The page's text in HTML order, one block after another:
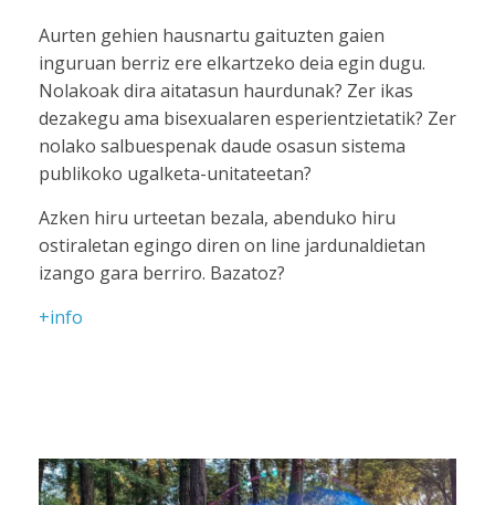
Aurten gehien hausnartu gaituzten gaien
inguruan berriz ere elkartzeko deia egin dugu.
Nolakoak dira aitatasun haurdunak? Zer ikas
dezakegu ama bisexualaren esperientzietatik? Zer
nolako salbuespenak daude osasun sistema
publikoko ugalketa-unitateetan?
Azken hiru urteetan bezala, abenduko hiru
ostiraletan egingo diren on line jardunaldietan
izango gara berriro. Bazatoz?
+info